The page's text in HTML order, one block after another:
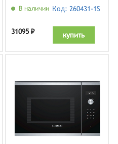
BFL554MS0, нержавеющая
В наличии Код: 260431-1S
31095 ₽ купить